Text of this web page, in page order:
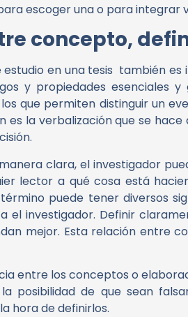
escoger una o para integrar
concepto,
estudio en una tesis también
y propiedades esenciales
que permiten distinguir un
es la verbalización que se
clara, el investigador
lector a qué cosa está
puede tener diversos
el investigador. Definir
mejor. Esta relación entre
entre los conceptos o
posibilidad de que sean
hora de definirlos.